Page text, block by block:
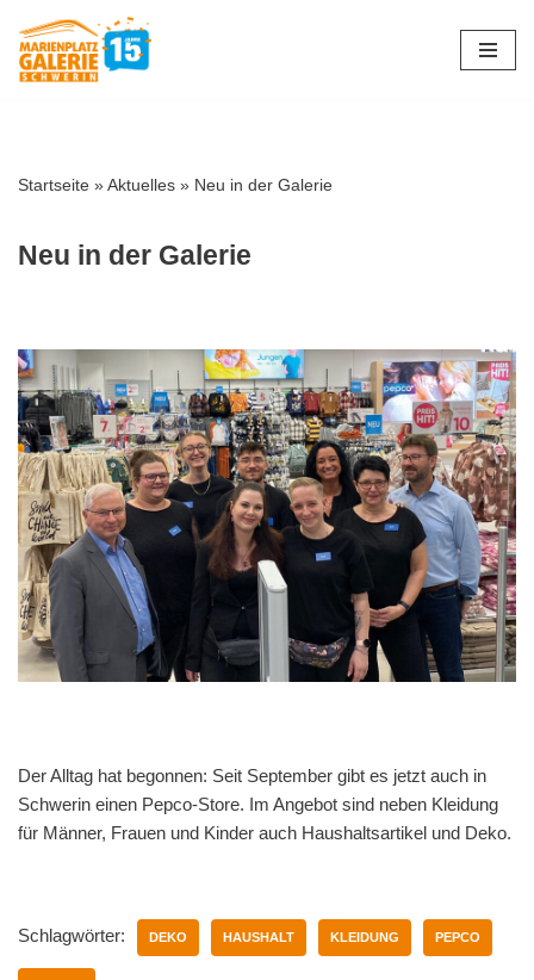
Zum
Startseite »Aktuelles » Neu in der Galerie
Neu in der Galerie
Der Alltag hat begonnen: Seit September gibt es jetzt auch in
Schwerin einen Pepco-Store. Im Angebot sind neben Kleidung
für Männer, Frauen und Kinder auch Haushaltsartikel und Deko.
Schlagwörter: DEKO HAUSHALT KLEIDUNG PEPCO